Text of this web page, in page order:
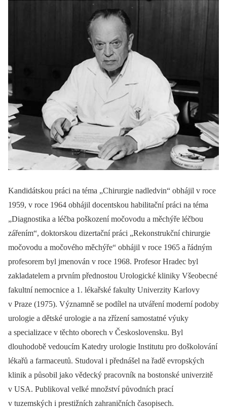
Kandidátskou práci na téma „Chirurgie nadledvin“ obhájil v roce
1959, v roce 1964 obhájil docentskou habilitační práci na téma
„Diagnostika a léčba poškození močovodu a měchýře léčbou
zářením“, doktorskou dizertační práci „Rekonstrukční chirurgie
močovodu a močového měchýře“ obhájil v roce 1965 a řádným
profesorem byl jmenován v roce 1968. Profesor Hradec byl
zakladatelem a prvním přednostou Urologické kliniky Všeobecné
fakultní nemocnice a 1. lékařské fakulty Univerzity Karlovy
v Praze (1975). Významně se podílel na utváření moderní podoby
urologie a dětské urologie a na zřízení samostatné výuky
a specializace v těchto oborech v Československu. Byl
dlouhodobě vedoucím Katedry urologie Institutu pro doškolování
lékařů a farmaceutů. Studoval i přednášel na řadě evropských
klinik a působil jako vědecký pracovník na bostonské univerzitě
v USA. Publikoval velké množství původních prací
v tuzemských i prestižních zahraničních časopisech.